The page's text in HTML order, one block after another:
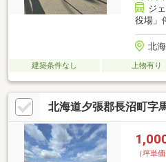
ジ
役場
北
建築条件なし 上物有り
北海道夕張郡長沼町字
（坪単